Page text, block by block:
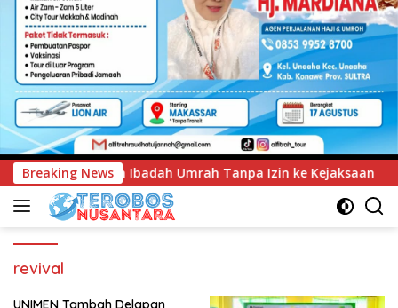
Breaking News
Tanpa Izin ke Kejaksaan UNIMEN Tambah
revival
UNIMEN Tambah Delapan